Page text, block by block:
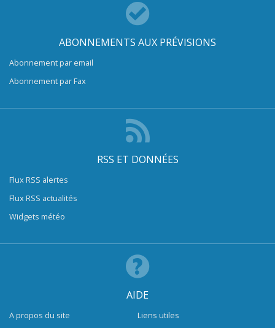
ABONNEMENTS AUX PRÉVISIONS
Abonnement par email
Abonnement par Fax
RSS ET DONNÉES
Flux RSS alertes
Flux RSS actualités
Widgets météo
AIDE
A propos du site
Liens utiles